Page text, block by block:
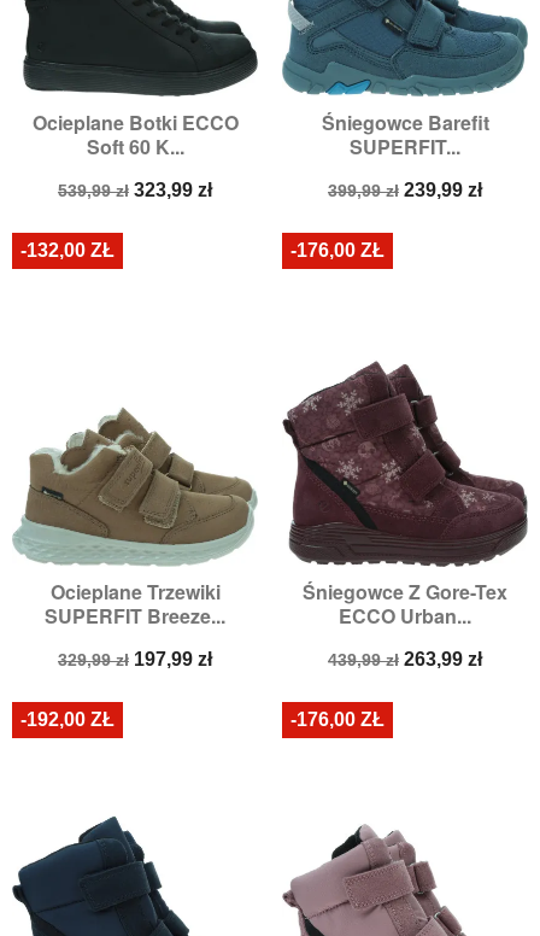
Ocieplane Botki ECCO
Soft 60 K...
Cena
539,99 zł Cena
323,99 zł
Śniegowce Barefit
SUPERFIT...
Cena
399,99 zł Cena
239,99 zł
Ocieplane Trzewiki
SUPERFIT Breeze...
Cena
329,99 zł Cena
197,99 zł
-132,00 ZŁ
Śniegowce Z Gore-Tex
ECCO Urban...
Cena
439,99 zł Cena
263,99 zł
-176,00 ZŁ
-192,00 ZŁ -176,00 ZŁ